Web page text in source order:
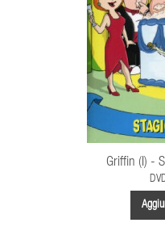
Griffin (I) -